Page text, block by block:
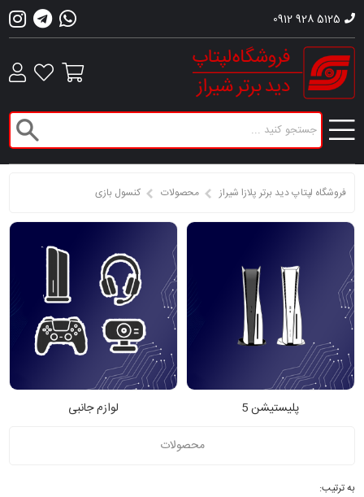
0912 928 5125
فروشگاه لپتاپ دید برتر پلازا شیراز محصولات کنسول بازی
پلیستیشن 5
لوازم جانبی
محصولات
به ترتیب: